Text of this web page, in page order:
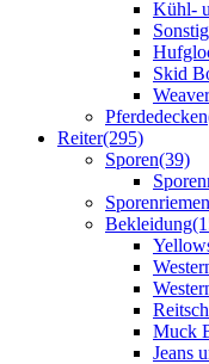
Kühl-
Skid
Pferdedecken
Reiter(295)
Sporen(39)
Sporenriemen
Bekleidung
Muck
Jeans